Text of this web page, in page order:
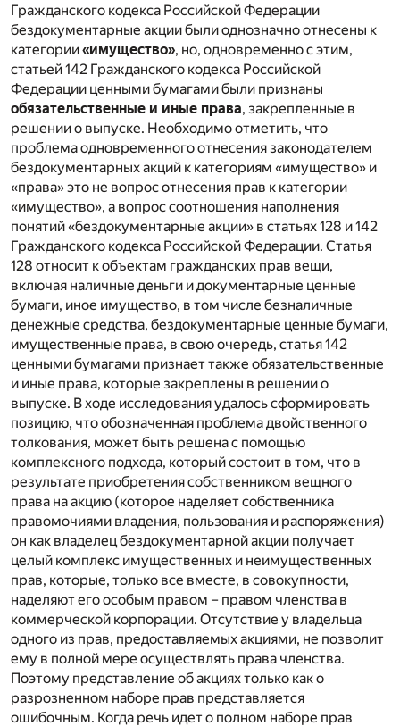
Гражданского кодекса Российской Федерации
бездокументарные акции были однозначно отнесены к
категории«имущество», но, одновременно с этим,
статьей 142 Гражданского кодекса Российской
Федерации ценными бумагами были признаны
обязательственные и иные права, закрепленные в
решении о выпуске. Необходимо отметить, что
проблема одновременного отнесения законодателем
бездокументарных акций к категориям «имущество» и
«права» это не вопрос отнесения прав к категории
«имущество», а вопрос соотношения наполнения
понятий «бездокументарные акции» в статьях 128 и 142
Гражданского кодекса Российской Федерации. Статья
128 относит к объектам гражданских прав вещи,
включая наличные деньги и документарные ценные
бумаги, иное имущество, в том числе безналичные
денежные средства, бездокументарные ценные бумаги,
имущественные права, в свою очередь, статья 142
ценными бумагами признает также обязательственные
и иные права, которые закреплены в решении о
выпуске. В ходе исследования удалось сформировать
позицию, что обозначенная проблема двойственного
толкования, может быть решена с помощью
комплексного подхода, который состоит в том, что в
результате приобретения собственником вещного
права на акцию (которое наделяет собственника
правомочиями владения, пользования и распоряжения)
он как владелец бездокументарной акции получает
целый комплекс имущественных и неимущественных
прав, которые, только все вместе, в совокупности,
наделяют его особым правом – правом членства в
коммерческой корпорации. Отсутствие у владельца
одного из прав, предоставляемых акциями, не позволит
ему в полной мере осуществлять права членства.
Поэтому представление об акциях только как о
разрозненном наборе прав представляется
ошибочным. Когда речь идет о полном наборе прав